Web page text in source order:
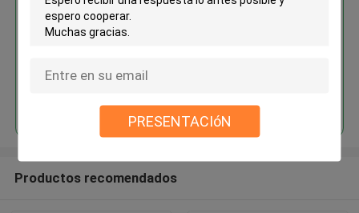
PRESENTACIóN
Productos recomendados